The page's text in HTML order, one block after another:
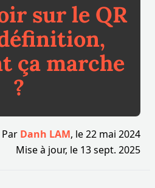
sur le QR
ça marche
?
Par Danh LAM, le22 mai 2024
Mise à jour, le 13 sept. 2025